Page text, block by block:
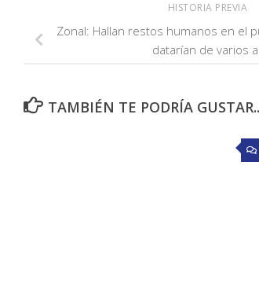
HISTORIA PREVIA
Zonal: Hallan restos humanos en el
datarían de varios
TAMBIÉN TE PODRÍA